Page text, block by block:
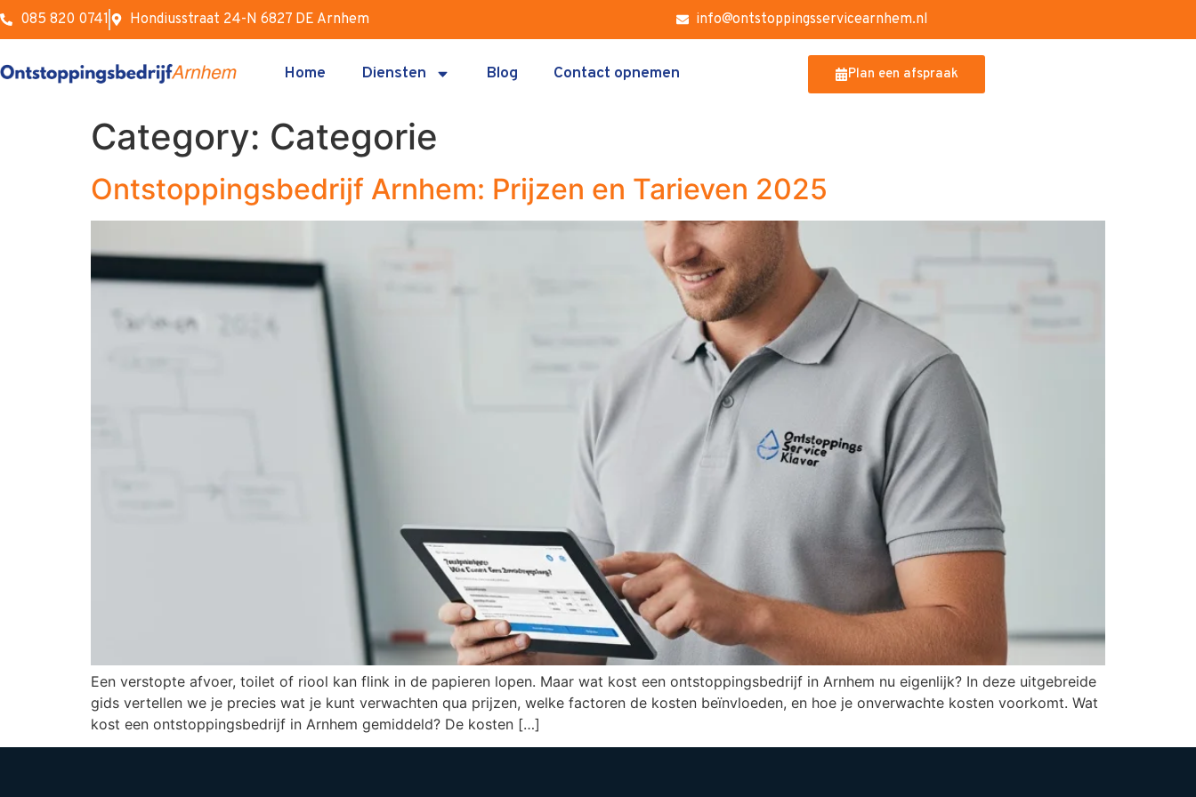
085 820 0741 Hondiusstraat 24-N 6827 DE Arnhem info@ontstoppingsservicearnhem.nl
Home Diensten Blog Contact opnemen Plan een afspraak
Category: Categorie
Ontstoppingsbedrijf Arnhem: Prijzen en Tarieven 2025
Een verstopte afvoer, toilet of riool kan flink in de papieren lopen. Maar wat kost een ontstoppingsbedrijf in Arnhem nu eigenlijk? In deze uitgebreide
gids vertellen we je precies wat je kunt verwachten qua prijzen, welke factoren de kosten beïnvloeden, en hoe je onverwachte kosten voorkomt. Wat
kost een ontstoppingsbedrijf in Arnhem gemiddeld? De kosten […]